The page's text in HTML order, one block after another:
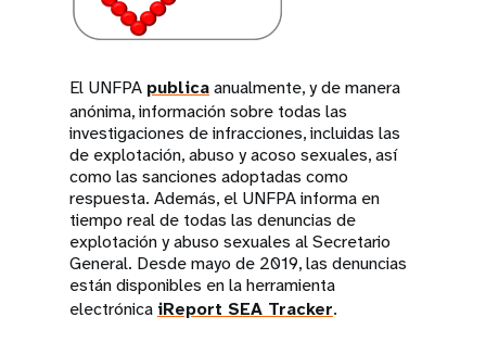
El UNFPA publicaanualmente, y de manera
anónima, información sobre todas las
investigaciones de infracciones, incluidas las
de explotación, abuso y acoso sexuales, así
como las sanciones adoptadas como
respuesta. Además, el UNFPA informa en
tiempo real de todas las denuncias de
explotación y abuso sexuales al Secretario
General. Desde mayo de 2019, las denuncias
están disponibles en la herramienta
electrónica iReport SEA Tracker.